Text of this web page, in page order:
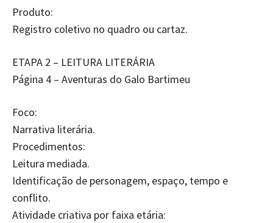
Produto:
Registro coletivo no quadro ou cartaz.
ETAPA 2 – LEITURA LITERÁRIA
Página 4 – Aventuras do Galo Bartimeu
Foco:
Narrativa literária.
Procedimentos:
Leitura mediada.
Identificação de personagem, espaço, tempo e
conflito.
Atividade criativa por faixa etária: